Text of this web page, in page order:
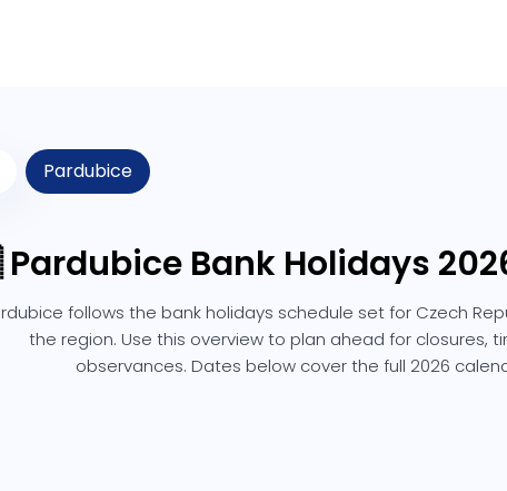
Pardubice
Bank Holidays
follows the bank holidays schedule set for Czech
the region. Use this overview to plan ahead for closures,
observances. Dates below cover the full 2026